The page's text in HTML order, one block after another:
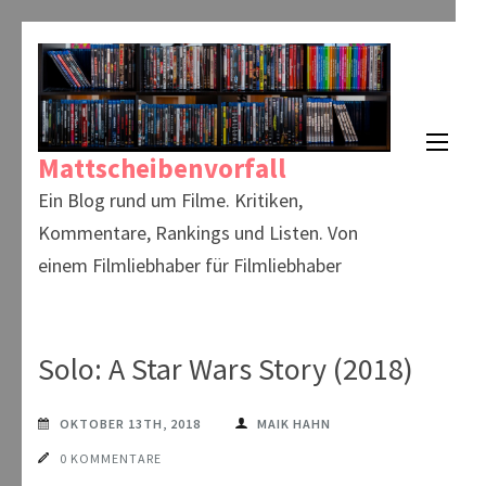
springen
(Enter
drücken)
Mattscheibenvorfall
Ein Blog rund um Filme. Kritiken,
Kommentare, Rankings und Listen. Von
einem Filmliebhaber für Filmliebhaber
Solo: A Star Wars Story (2018)
OKTOBER 13TH, 2018 MAIK HAHN
0 KOMMENTARE